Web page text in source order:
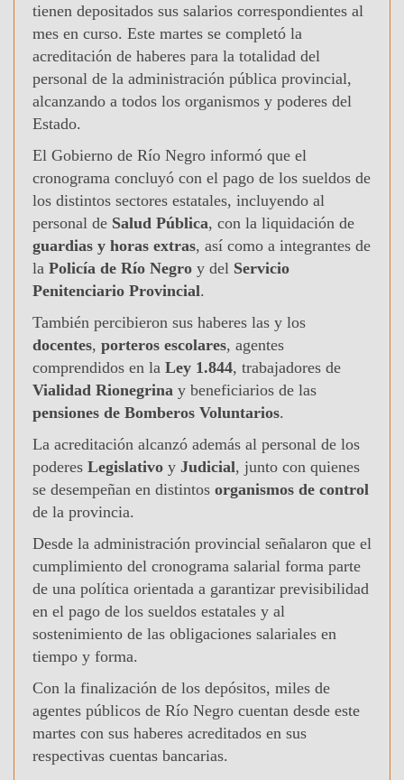
tienen depositados sus salarios correspondientes al
mes en curso. Este martes se completó la
acreditación de haberes para la totalidad del
personal de la administración pública provincial,
alcanzando a todos los organismos y poderes del
Estado.
El Gobierno de Río Negro informó que el
cronograma concluyó con el pago de los sueldos de
los distintos sectores estatales, incluyendo al
personal de Salud Pública, con la liquidación de
guardias y horas extras, así como a integrantes de
la Policía de Río Negro y del Servicio
Penitenciario Provincial.
También percibieron sus haberes las y los
docentes, porteros escolares, agentes
comprendidos en la Ley 1.844, trabajadores de
Vialidad Rionegrina y beneficiarios de las
pensiones de Bomberos Voluntarios.
La acreditación alcanzó además al personal de los
poderes Legislativo y Judicial, junto con quienes
se desempeñan en distintos organismos de control
de la provincia.
Desde la administración provincial señalaron que el
cumplimiento del cronograma salarial forma parte
de una política orientada a garantizar previsibilidad
en el pago de los sueldos estatales y al
sostenimiento de las obligaciones salariales en
tiempo y forma.
Con la finalización de los depósitos, miles de
agentes públicos de Río Negro cuentan desde este
martes con sus haberes acreditados en sus
respectivas cuentas bancarias.